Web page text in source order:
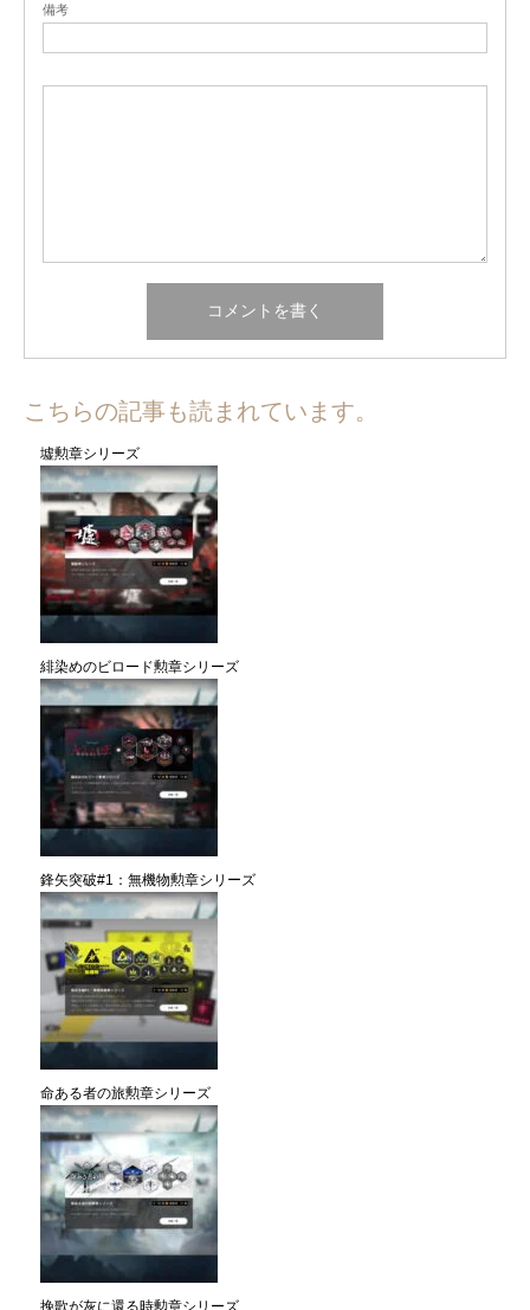
備考
こちらの記事も読まれています。
墟勲章シリーズ
緋染めのビロード勲章シリーズ
鋒矢突破#1：無機物勲章シリーズ
命ある者の旅勲章シリーズ
挽歌が灰に還る時勲章シリーズ